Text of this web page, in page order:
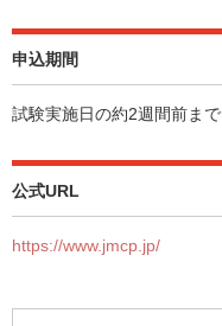
申込期間
試験実施日の約2週間前まで
公式URL
https://www.jmcp.jp/